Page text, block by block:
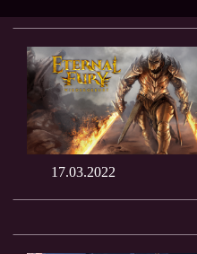
17.03.2022